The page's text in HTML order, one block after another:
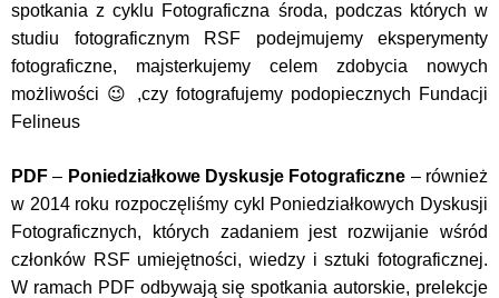
spotkania z cyklu Fotograficzna środa, podczas których w
studiu fotograficznym RSF podejmujemy eksperymenty
fotograficzne, majsterkujemy celem zdobycia nowych
możliwości 😉 ,czy fotografujemy podopiecznych Fundacji
Felineus
PDF – Poniedziałkowe Dyskusje Fotograficzne – również
w 2014 roku rozpoczęliśmy cykl Poniedziałkowych Dyskusji
Fotograficznych, których zadaniem jest rozwijanie wśród
członków RSF umiejętności, wiedzy i sztuki fotograficznej.
W ramach PDF odbywają się spotkania autorskie, prelekcje